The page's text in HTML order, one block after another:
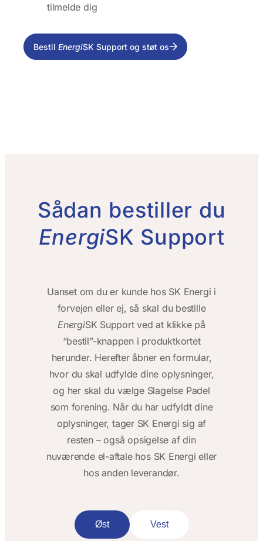
tilmelde dig
Bestil EnergiSK Support og støt os
Sådan bestiller du
EnergiSK Support
Uanset om du er kunde hos SK Energi i
forvejen eller ej, så skal du bestille
EnergiSK Support ved at klikke på
“bestil”-knappen i produktkortet
herunder. Herefter åbner en formular,
hvor du skal udfylde dine oplysninger,
og her skal du vælge Slagelse Padel
som forening. Når du har udfyldt dine
oplysninger, tager SK Energi sig af
resten – også opsigelse af din
nuværende el-aftale hos SK Energi eller
hos anden leverandør.
Øst Vest